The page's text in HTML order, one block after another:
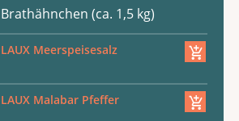
Brathähnchen (ca. 1,5 kg)
LAUX Meerspeisesalz
LAUX Malabar Pfeffer